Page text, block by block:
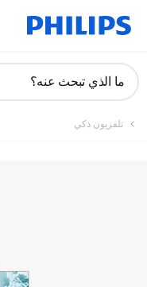
دعم
ما الذي تبحث عنه؟
تلفزيون ذكي